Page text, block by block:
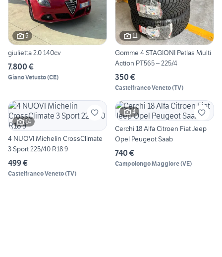
5
giulietta 2.0 140cv
7.800 €
Giano Vetusto(CE)
11
Gomme 4 STAGIONI Petlas Multi
Action PT565 – 225/4
350 €
Castelfranco Veneto(TV)
14
4 NUOVI Michelin CrossClimate
3 Sport 225/40 R18 9
499 €
Castelfranco Veneto(TV)
4
Cerchi 18 Alfa Citroen Fiat Jeep
Opel Peugeot Saab
740 €
Campolongo Maggiore(VE)